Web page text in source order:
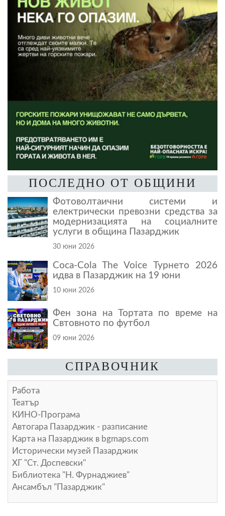
ПОСЛЕДНО ОТ ОБЩИНИ
Фотоволтаични системи и
електрически превозни средства за
модернизацията на социалните
услуги в община Пазарджик
30 юни 2026
Coca-Cola The Voice Турнето 2026
идва в Пазарджик на 19 юни
10 юни 2026
Фен зона на Тортата по време на
Свтовното по футбол
09 юни 2026
СПРАВОЧНИК
Работа
Театър
КИНО-Програма
Автогара Пазарджик - разписание
Карта на Пазарджик в bgmaps.com
Исторически музей Пазарджик
ХГ "Ст. Доспевски"
Библиотека "Н. Фурнаджиев"
Ансамбъл "Пазарджик"